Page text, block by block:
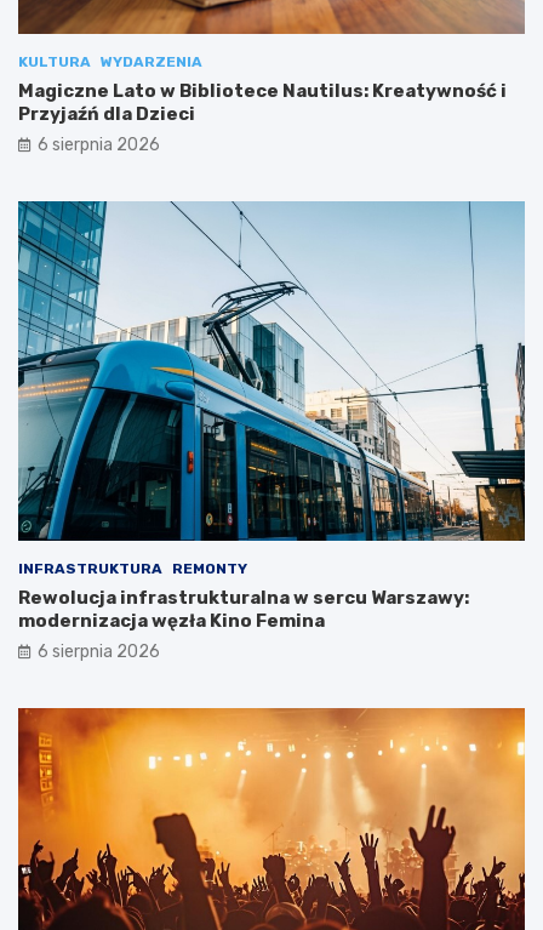
KULTURA WYDARZENIA
Magiczne Lato w Bibliotece Nautilus: Kreatywność i
Przyjaźń dla Dzieci
6 sierpnia 2026
INFRASTRUKTURA REMONTY
Rewolucja infrastrukturalna w sercu Warszawy:
modernizacja węzła Kino Femina
6 sierpnia 2026